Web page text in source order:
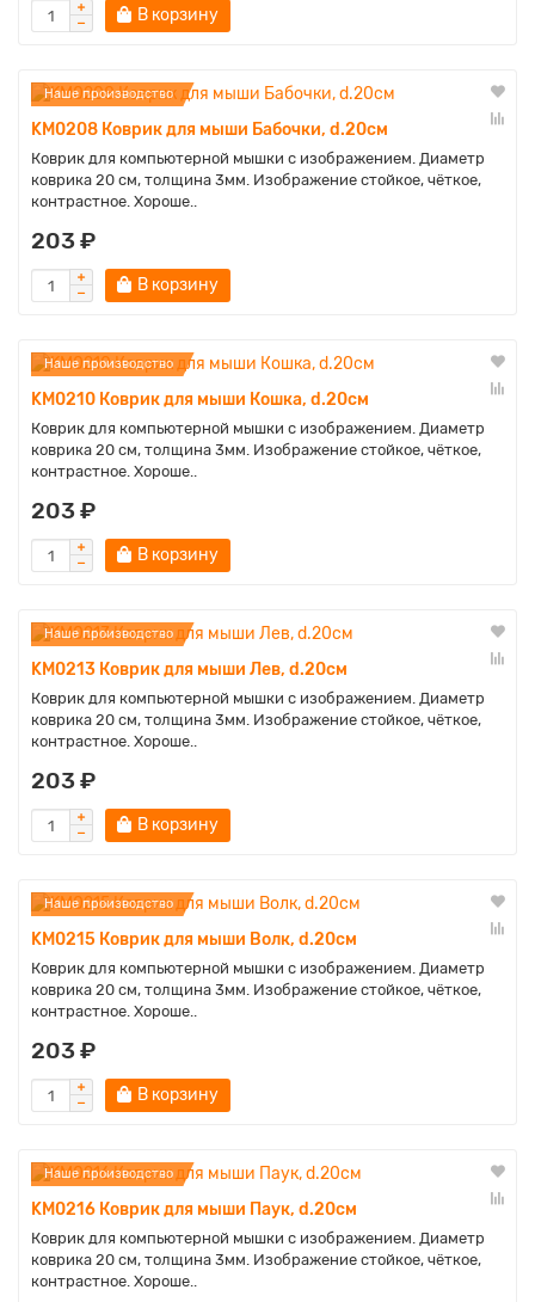
В корзину
Наше производство
KM0208 Коврик для мыши Бабочки, d.20см
Коврик для компьютерной мышки с изображением. Диаметр
коврика 20 см, толщина 3мм. Изображение стойкое, чёткое,
контрастное. Хороше..
203 ₽
В корзину
Наше производство
KM0210 Коврик для мыши Кошка, d.20см
Коврик для компьютерной мышки с изображением. Диаметр
коврика 20 см, толщина 3мм. Изображение стойкое, чёткое,
контрастное. Хороше..
203 ₽
В корзину
Наше производство
KM0213 Коврик для мыши Лев, d.20см
Коврик для компьютерной мышки с изображением. Диаметр
коврика 20 см, толщина 3мм. Изображение стойкое, чёткое,
контрастное. Хороше..
203 ₽
В корзину
Наше производство
KM0215 Коврик для мыши Волк, d.20см
Коврик для компьютерной мышки с изображением. Диаметр
коврика 20 см, толщина 3мм. Изображение стойкое, чёткое,
контрастное. Хороше..
203 ₽
В корзину
Наше производство
KM0216 Коврик для мыши Паук, d.20см
Коврик для компьютерной мышки с изображением. Диаметр
коврика 20 см, толщина 3мм. Изображение стойкое, чёткое,
контрастное. Хороше..